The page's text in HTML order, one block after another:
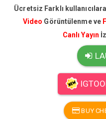
Ücretsiz Farklı
Video Görüntülenme ve
Canlı Yayın
BUY